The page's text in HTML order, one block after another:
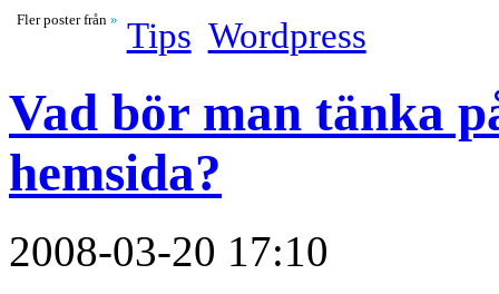
Fler poster från» Tips Wordpress
Vad bör man tänka
hemsida?
2008-03-20 17:10